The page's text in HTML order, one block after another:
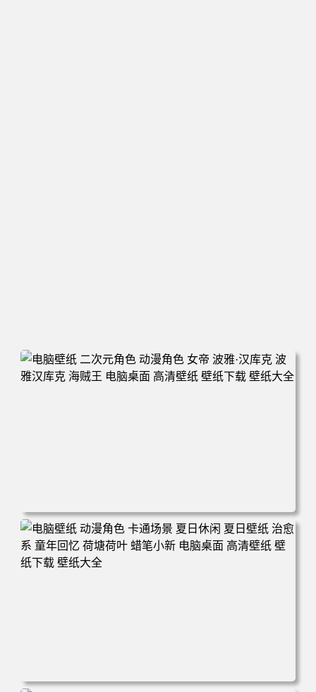
电脑壁纸 二次元角色 动漫角色 女帝 波雅·汉库克 波雅汉库
克 海贼王 电脑桌面 高清壁纸 壁纸下载 壁纸大全